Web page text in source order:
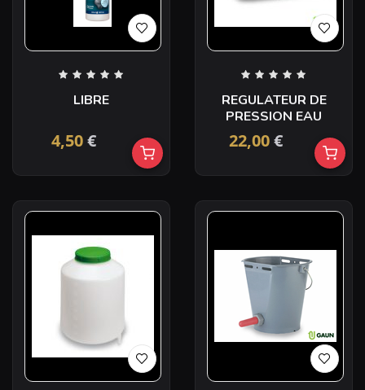
LIBRE
4,50€
REGULATEUR DE
PRESSION EAU
22,00€